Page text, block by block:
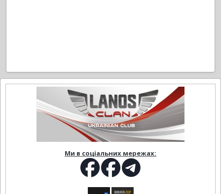
Ми в соціальних мережах: